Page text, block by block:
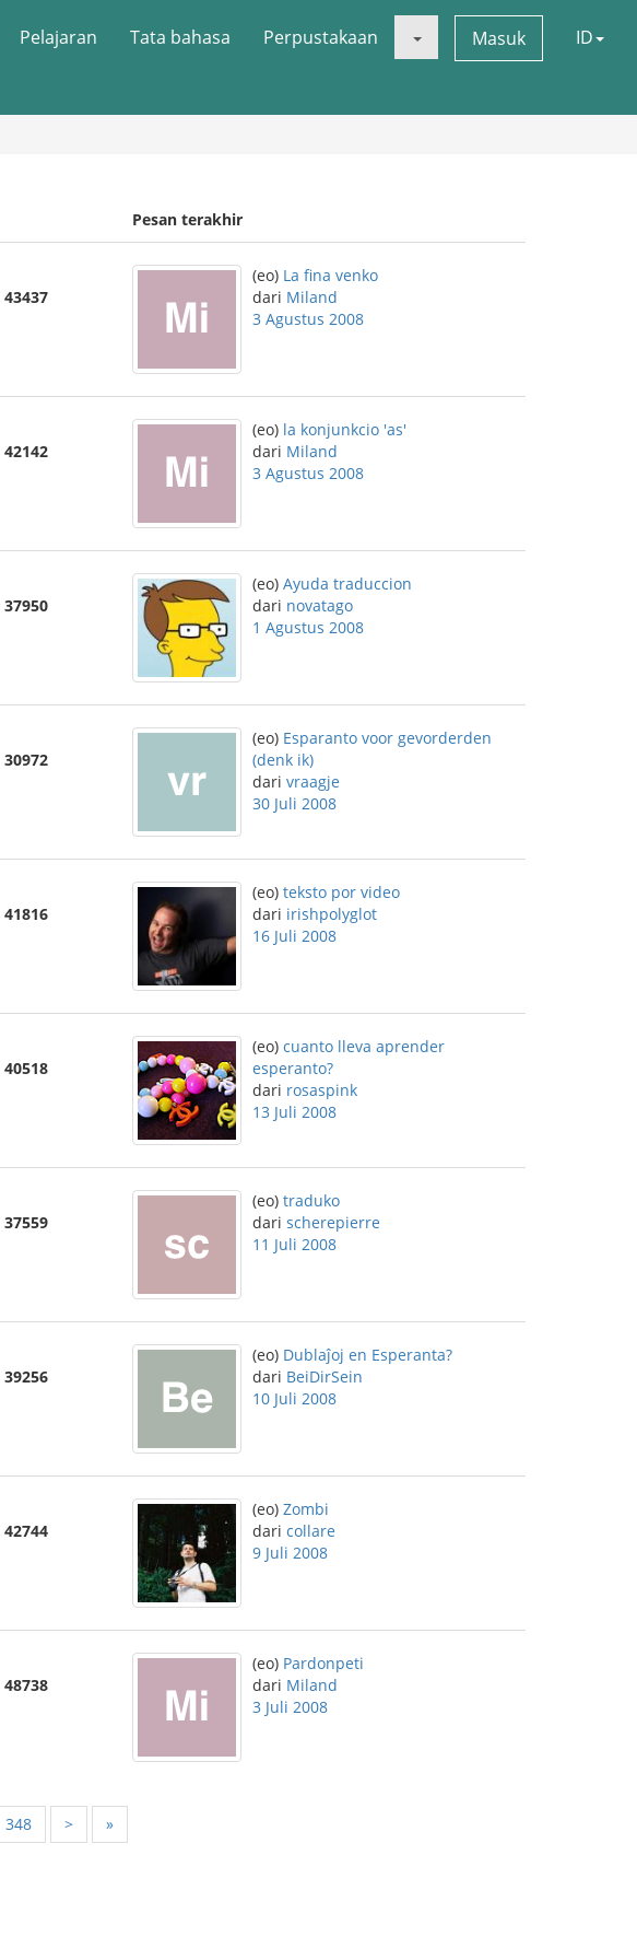
Pelajaran Tata bahasa Perpustakaan Masuk ID
Pesan terakhir
43437
(eo) La fina venko
dari Miland
3 Agustus 2008
42142
(eo) la konjunkcio 'as'
dari Miland
3 Agustus 2008
37950
(eo) Ayuda traduccion
dari novatago
1 Agustus 2008
30972
(eo) Esparanto voor gevorderden
(denk ik)
dari vraagje
30 Juli 2008
41816
(eo) teksto por video
dari irishpolyglot
16 Juli 2008
40518
(eo) cuanto lleva aprender
esperanto?
dari rosaspink
13 Juli 2008
37559
(eo) traduko
dari scherepierre
11 Juli 2008
39256
(eo) Dublaĵoj en Esperanta?
dari BeiDirSein
10 Juli 2008
42744
(eo) Zombi
dari collare
9 Juli 2008
48738
(eo) Pardonpeti
dari Miland
3 Juli 2008
348 > »